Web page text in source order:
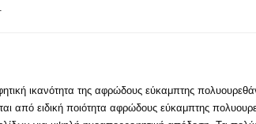
ικανότητα της αφρώδους εύκαμπτης
από ειδική ποιότητα αφρώδους εύκαμπτης